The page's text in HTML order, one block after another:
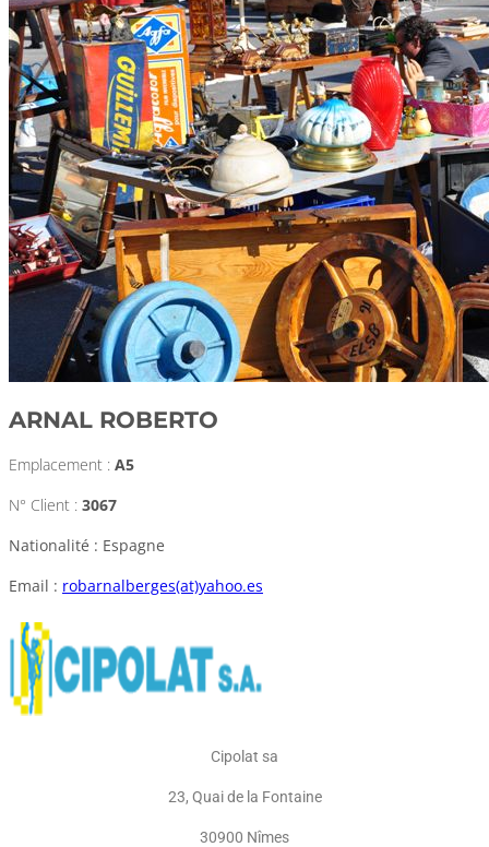
ARNAL ROBERTO
Emplacement : A5
N° Client : 3067
Nationalité : Espagne
Email : robarnalberges(at)yahoo.es
Cipolat sa
23, Quai de la Fontaine
30900 Nîmes